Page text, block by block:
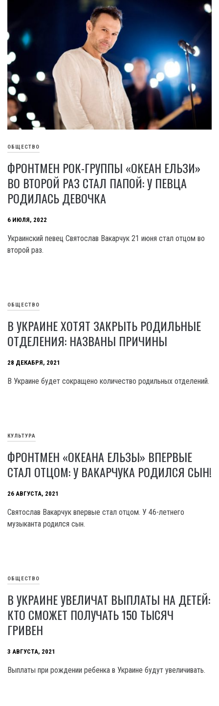
ОБЩЕСТВО
ФРОНТМЕН РОК-ГРУППЫ «ОКЕАН ЕЛЬЗИ»
ВО ВТОРОЙ РАЗ СТАЛ ПАПОЙ: У ПЕВЦА
РОДИЛАСЬ ДЕВОЧКА
6 ИЮЛЯ, 2022
Украинский певец Святослав Вакарчук 21 июня стал отцом во
второй раз.
ОБЩЕСТВО
В УКРАИНЕ ХОТЯТ ЗАКРЫТЬ РОДИЛЬНЫЕ
ОТДЕЛЕНИЯ: НАЗВАНЫ ПРИЧИНЫ
28 ДЕКАБРЯ, 2021
В Украине будет сокращено количество родильных отделений.
КУЛЬТУРА
ФРОНТМЕН «ОКЕАНА ЕЛЬЗЫ» ВПЕРВЫЕ
СТАЛ ОТЦОМ: У ВАКАРЧУКА РОДИЛСЯ СЫН!
26 АВГУСТА, 2021
Святослав Вакарчук впервые стал отцом. У 46-летнего
музыканта родился сын.
ОБЩЕСТВО
В УКРАИНЕ УВЕЛИЧАТ ВЫПЛАТЫ НА ДЕТЕЙ:
КТО СМОЖЕТ ПОЛУЧАТЬ 150 ТЫСЯЧ
ГРИВЕН
3 АВГУСТА, 2021
Выплаты при рождении ребенка в Украине будут увеличивать.